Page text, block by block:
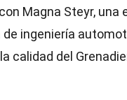
Magna Steyr, una
ingeniería
calidad del